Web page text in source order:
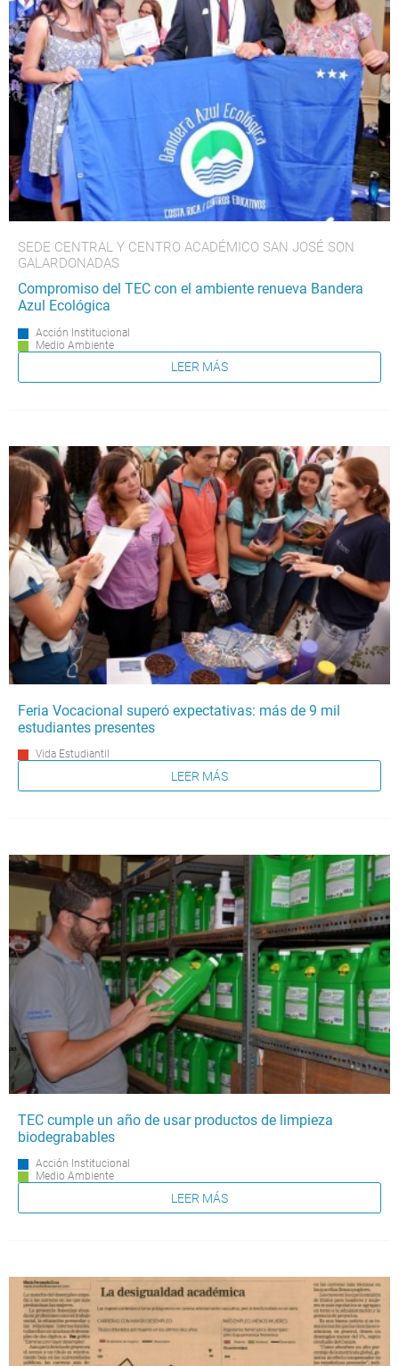
SEDE CENTRAL Y CENTRO ACADÉMICO SAN JOSÉ SON
GALARDONADAS
Compromiso del TEC con el ambiente renueva Bandera
Azul Ecológica
Acción Institucional
Medio Ambiente
LEER MÁS
Feria Vocacional superó expectativas: más de 9 mil
estudiantes presentes
Vida Estudiantil
LEER MÁS
TEC cumple un año de usar productos de limpieza
biodegrabables
Acción Institucional
Medio Ambiente
LEER MÁS